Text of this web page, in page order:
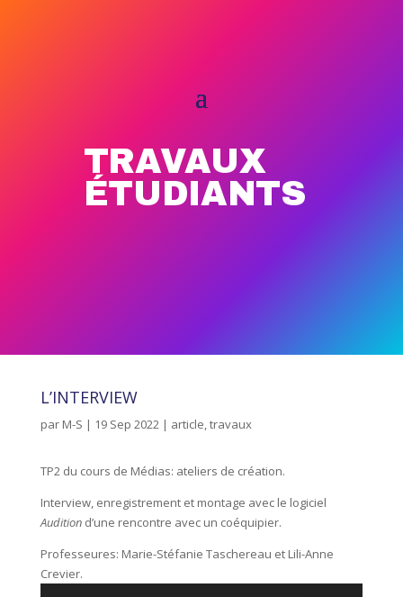
TRAVAUX
ÉTUDIANTS
L’INTERVIEW
par M-S | 19 Sep 2022| article,travaux
TP2 du cours de Médias: ateliers de création.
Interview, enregistrement et montage avec le logiciel
Auditiond’une rencontre avec un coéquipier.
Professeures: Marie-Stéfanie Taschereau et Lili-Anne
Crevier.